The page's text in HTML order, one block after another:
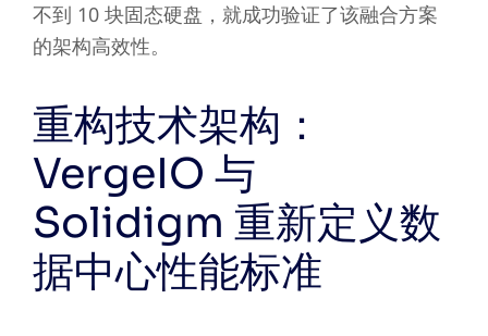
不到 10 块固态硬盘，就成功验证了该融合方案
的架构高效性。
重构技术架构：
VergeIO 与
Solidigm 重新定义数
据中心性能标准